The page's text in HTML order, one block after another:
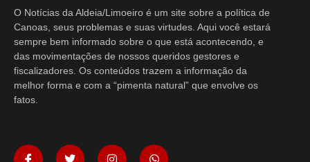
O Notícias da Aldeia/Limoeiro é um site sobre a política de
Canoas, seus problemas e suas virtudes. Aqui você estará
sempre bem informado sobre o que está acontecendo, e
das movimentações de nossos queridos gestores e
fiscalizadores. Os conteúdos trazem a informação da
melhor forma e com a “pimenta natural” que envolve os
fatos.